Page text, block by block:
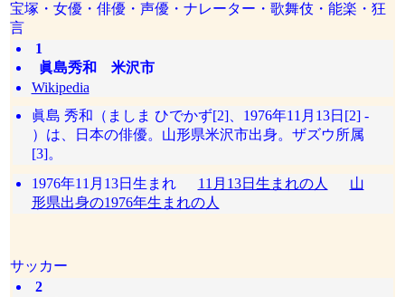
宝塚・女優・俳優・声優・ナレーター・歌舞伎・能楽・狂
言
1
眞島秀和 米沢市
Wikipedia
眞島 秀和（ましま ひでかず[2]、1976年11月13日[2] -
）は、日本の俳優。山形県米沢市出身。ザズウ所属
[3]。
1976年11月13日生まれ 11月13日生まれの人
山
形県出身の1976年生まれの人
サッカー
2